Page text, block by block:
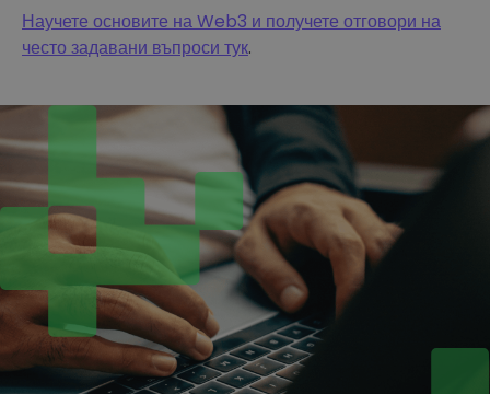
Научете основите на Web3 и получете отговори на
често задавани въпроси тук.